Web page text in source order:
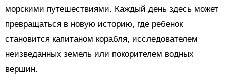
морскими путешествиями. Каждый день здесь может
превращаться в новую историю, где ребенок
становится капитаном корабля, исследователем
неизведанных земель или покорителем водных
вершин.